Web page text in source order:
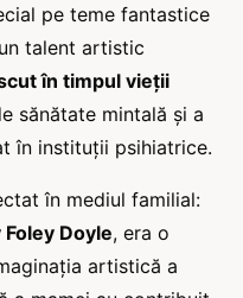
pe teme fantastice
talent artistic
în timpul vieții
sănătate mintală și a
în instituții psihiatrice.
în mediul familial:
Foley Doyle, era o
artistică a